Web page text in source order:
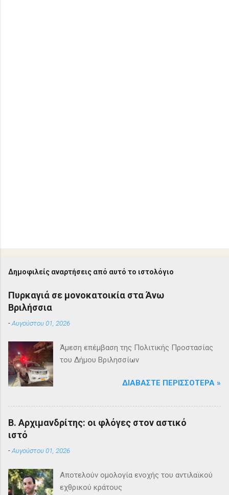
Δημοφιλείς αναρτήσεις από αυτό το ιστολόγιο
Πυρκαγιά σε μονοκατοικία στα Άνω
Βριλήσσια
-Αυγούστου 01, 2026
Άμεση επέμβαση της Πολιτικής Προστασίας
του Δήμου Βριλησσίων
ΔΙΑΒΆΣΤΕ ΠΕΡΙΣΣΌΤΕΡΑ »
Β. Αρχιμανδρίτης: οι φλόγες στον αστικό
ιστό
-Αυγούστου 01, 2026
Αποτελούν ομολογία ενοχής του αντιλαϊκού
εχθρικού κράτους